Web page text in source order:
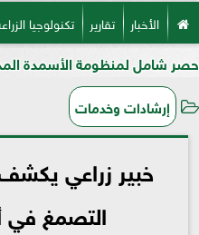
الأخبار تقارير تكنولوجيا
الأسمدة المدعمة
إرشادات وخدمات
خبير زراعي
التصمغ في